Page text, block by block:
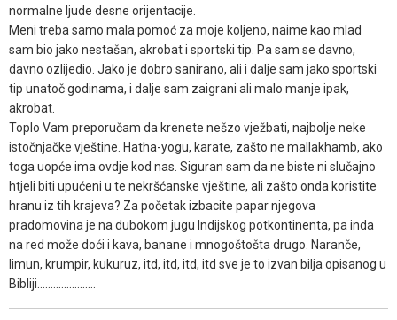
normalne ljude desne orijentacije.
Meni treba samo mala pomoć za moje koljeno, naime kao mlad
sam bio jako nestašan, akrobat i sportski tip. Pa sam se davno,
davno ozlijedio. Jako je dobro sanirano, ali i dalje sam jako sportski
tip unatoč godinama, i dalje sam zaigrani ali malo manje ipak,
akrobat.
Toplo Vam preporučam da krenete nešzo vježbati, najbolje neke
istočnjačke vještine. Hatha-yogu, karate, zašto ne mallakhamb, ako
toga uopće ima ovdje kod nas. Siguran sam da ne biste ni slučajno
htjeli biti upućeni u te nekršćanske vještine, ali zašto onda koristite
hranu iz tih krajeva? Za početak izbacite papar njegova
pradomovina je na dubokom jugu Indijskog potkontinenta, pa inda
na red može doći i kava, banane i mnogoštošta drugo. Naranče,
limun, krumpir, kukuruz, itd, itd, itd, itd sve je to izvan bilja opisanog u
Bibliji......................